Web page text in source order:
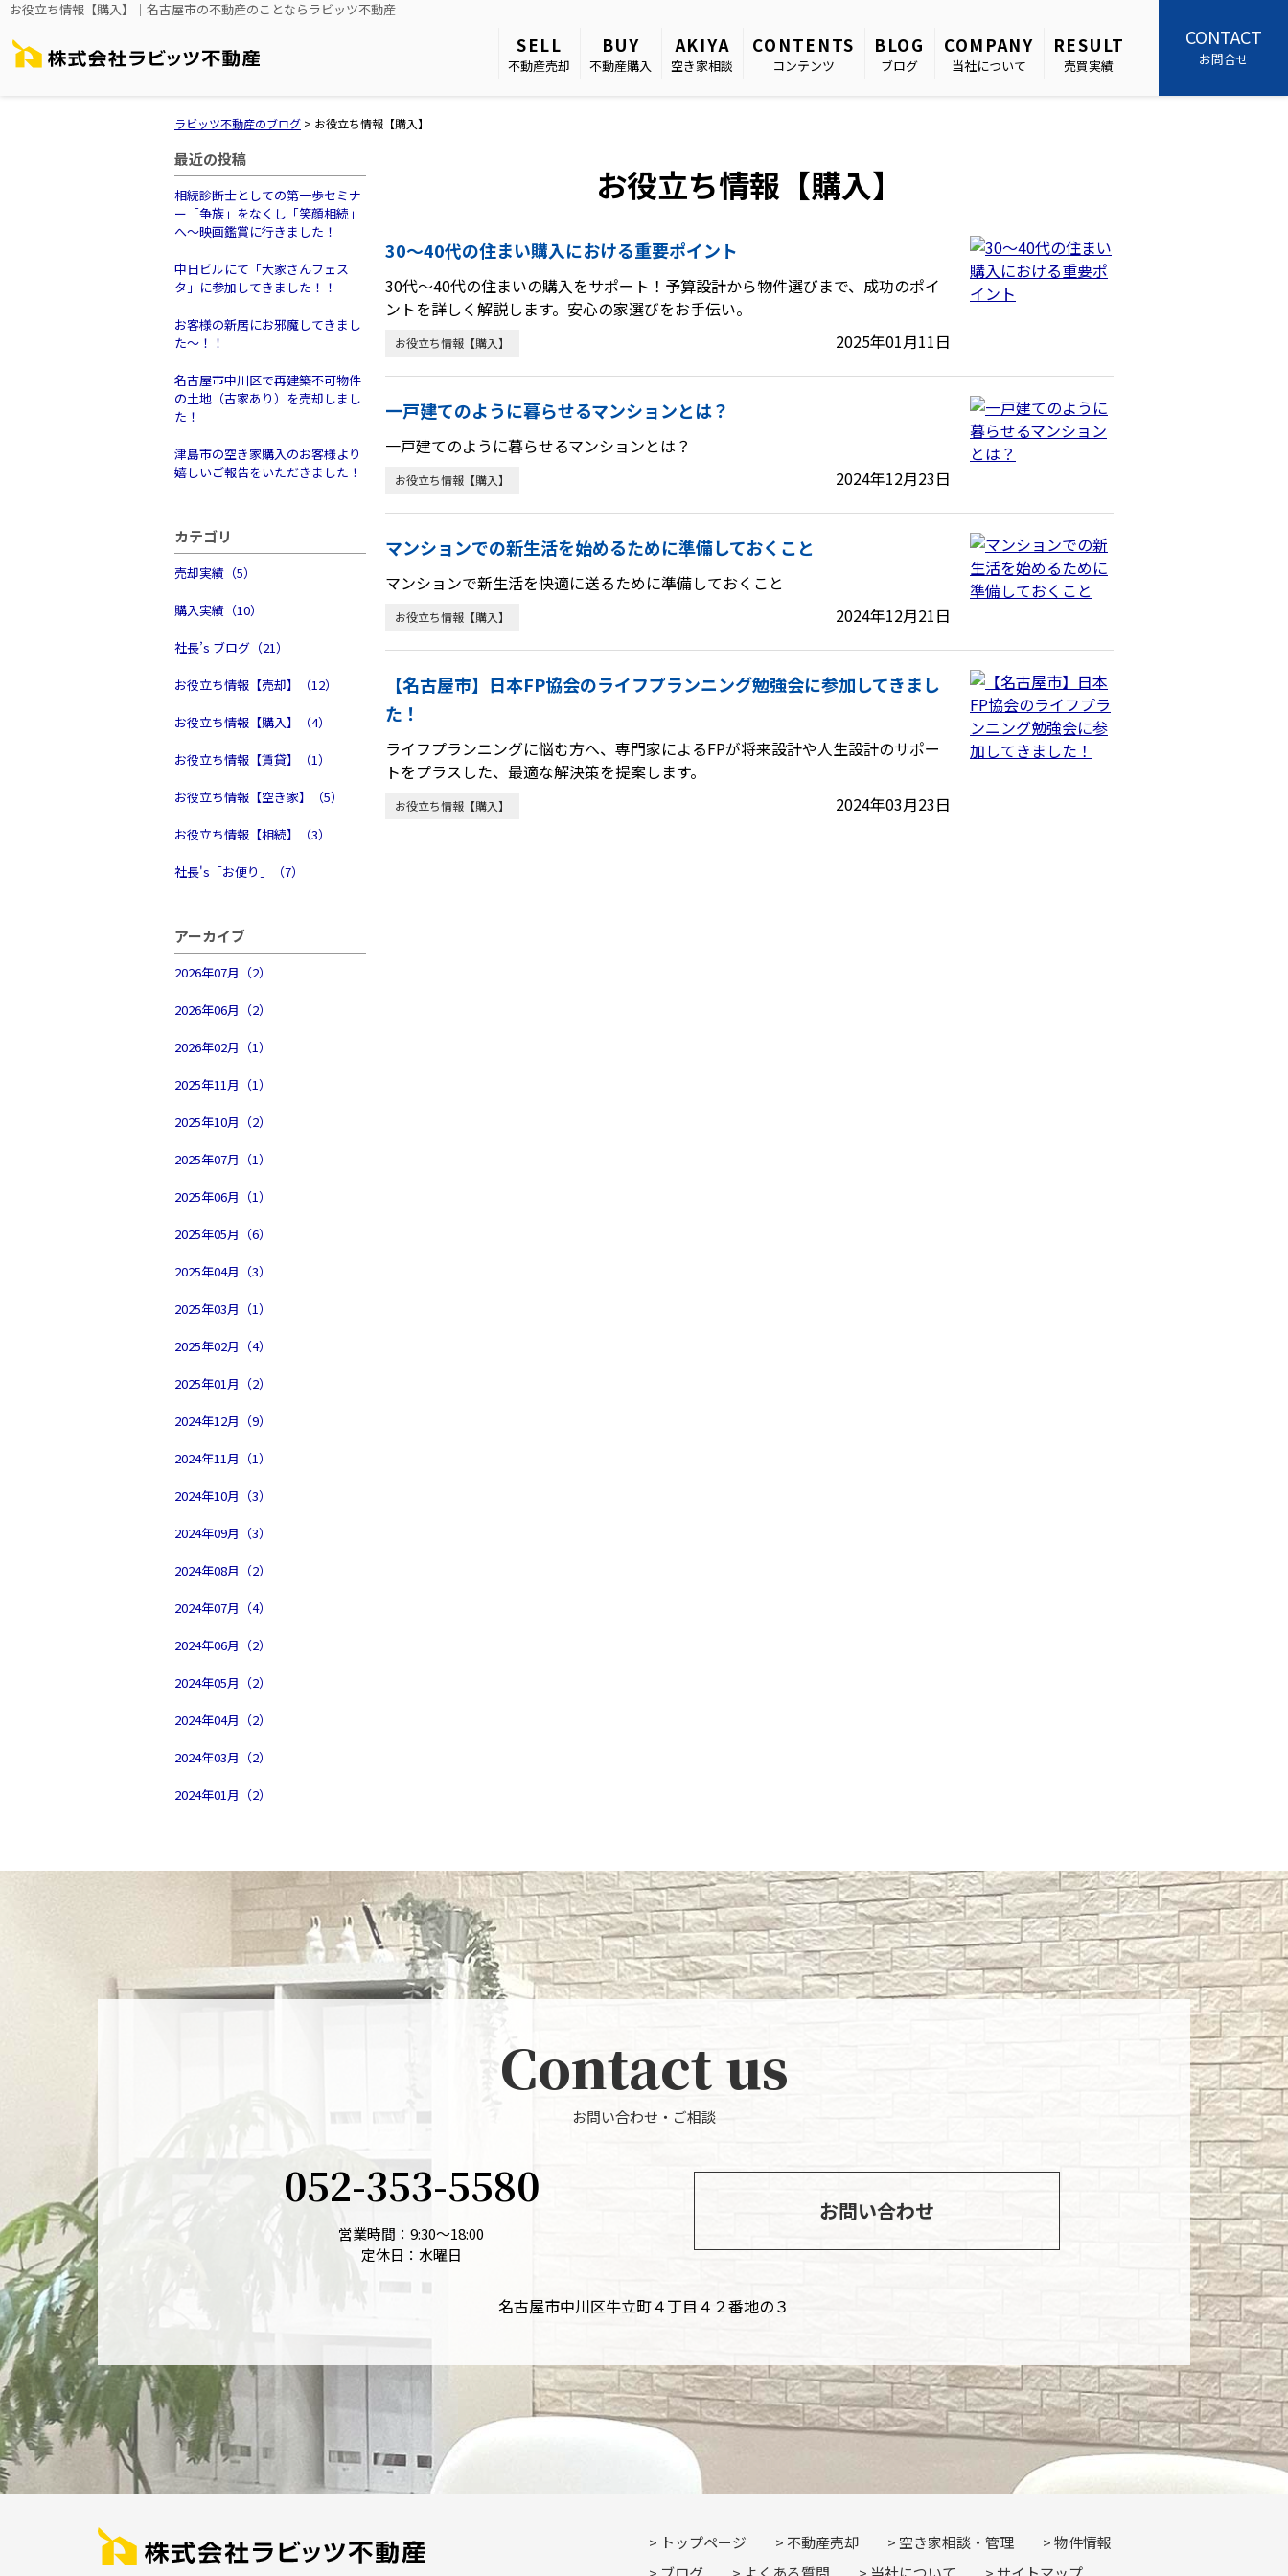
お役立ち情報【購入】｜名古屋市の不動産のことならラビッツ不動産
SELL
不動産売却
BUY
不動産購入
AKIYA
空き家相談
CONTENTS
コンテンツ
BLOG
ブログ
COMPANY
当社について
RESULT
売買実績
CONTACT
お問合せ
ラビッツ不動産のブログ > お役立ち情報【購入】
最近の投稿
相続診断士としての第一歩セミナ
ー「争族」をなくし「笑顔相続」
へ～映画鑑賞に行きました！
中日ビルにて「大家さんフェス
タ」に参加してきました！！
お客様の新居にお邪魔してきまし
た～！！
名古屋市中川区で再建築不可物件
の土地（古家あり）を売却しまし
た！
津島市の空き家購入のお客様より
嬉しいご報告をいただきました！
カテゴリ
売却実績（5）
購入実績（10）
社長’s ブログ（21）
お役立ち情報【売却】（12）
お役立ち情報【購入】（4）
お役立ち情報【賃貸】（1）
お役立ち情報【空き家】（5）
お役立ち情報【相続】（3）
社長's「お便り」（7）
アーカイブ
2026年07月（2）
2026年06月（2）
2026年02月（1）
2025年11月（1）
2025年10月（2）
2025年07月（1）
2025年06月（1）
2025年05月（6）
2025年04月（3）
2025年03月（1）
2025年02月（4）
2025年01月（2）
2024年12月（9）
2024年11月（1）
2024年10月（3）
2024年09月（3）
2024年08月（2）
2024年07月（4）
2024年06月（2）
2024年05月（2）
2024年04月（2）
2024年03月（2）
2024年01月（2）
お役立ち情報【購入】
30～40代の住まい購入における重要ポイント
30代～40代の住まいの購入をサポート！予算設計から物件選びまで、成功のポイ
ントを詳しく解説します。安心の家選びをお手伝い。
お役立ち情報【購入】 2025年01月11日
一戸建てのように暮らせるマンションとは？
一戸建てのように暮らせるマンションとは？
お役立ち情報【購入】 2024年12月23日
マンションでの新生活を始めるために準備しておくこと
マンションで新生活を快適に送るために準備しておくこと
お役立ち情報【購入】 2024年12月21日
【名古屋市】日本FP協会のライフプランニング勉強会に参加してきまし
た！
ライフプランニングに悩む方へ、専門家によるFPが将来設計や人生設計のサポー
トをプラスした、最適な解決策を提案します。
お役立ち情報【購入】 2024年03月23日
Contact us
お問い合わせ・ご相談
052-353-5580
営業時間：9:30～18:00
定休日：水曜日
お問い合わせ
名古屋市中川区牛立町４丁目４２番地の３
トップページ 不動産売却 空き家相談・管理
物件情報